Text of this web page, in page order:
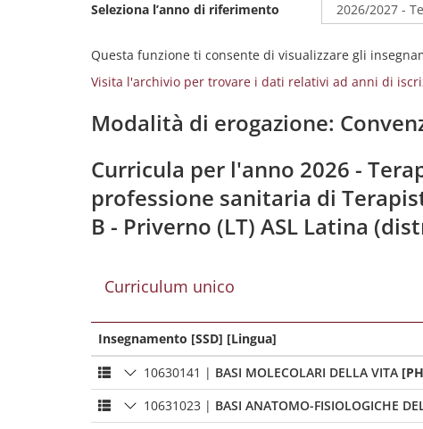
Seleziona l’anno di riferimento
Questa funzione ti consente di visualizzare gli
Visita l'archivio per trovare i dati relativi ad anni di
Modalità di erogazione:
Curricula per l'anno 2026 -
professione sanitaria di
B - Priverno (LT) ASL Latina
Curriculum unico
Insegnamento [SSD] [Lingua]
10630141 | BASI MOLECOLARI DELLA VITA
10631023 | BASI ANATOMO-FISIOLOGICHE